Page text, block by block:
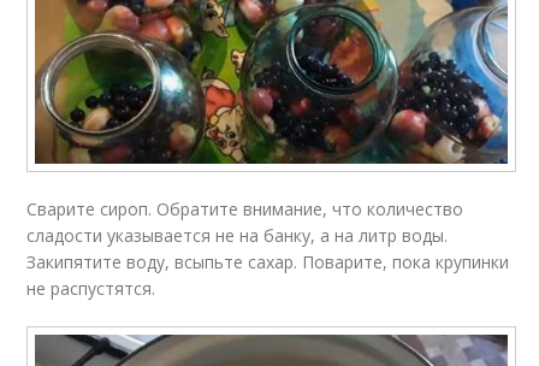
Сварите сироп. Обратите внимание, что количество
сладости указывается не на банку, а на литр воды.
Закипятите воду, всыпьте сахар. Поварите, пока крупинки
не распустятся.